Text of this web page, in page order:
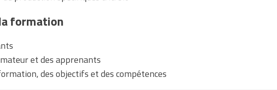
formation
et des apprenants
des objectifs et des compétences